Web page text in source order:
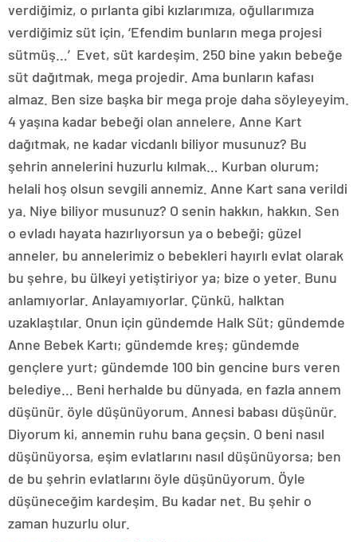
verdiğimiz, o pırlanta gibi kızlarımıza, oğullarımıza
verdiğimiz süt için, ‘Efendim bunların mega projesi
sütmüş…’ Evet, süt kardeşim. 250 bine yakın bebeğe
süt dağıtmak, mega projedir. Ama bunların kafası
almaz. Ben size başka bir mega proje daha söyleyeyim.
4 yaşına kadar bebeği olan annelere, Anne Kart
dağıtmak, ne kadar vicdanlı biliyor musunuz? Bu
şehrin annelerini huzurlu kılmak… Kurban olurum;
helali hoş olsun sevgili annemiz. Anne Kart sana verildi
ya. Niye biliyor musunuz? O senin hakkın, hakkın. Sen
o evladı hayata hazırlıyorsun ya o bebeği; güzel
anneler, bu annelerimiz o bebekleri hayırlı evlat olarak
bu şehre, bu ülkeyi yetiştiriyor ya; bize o yeter. Bunu
anlamıyorlar. Anlayamıyorlar. Çünkü, halktan
uzaklaştılar. Onun için gündemde Halk Süt; gündemde
Anne Bebek Kartı; gündemde kreş; gündemde
gençlere yurt; gündemde 100 bin gencine burs veren
belediye… Beni herhalde bu dünyada, en fazla annem
düşünür. öyle düşünüyorum. Annesi babası düşünür.
Diyorum ki, annemin ruhu bana geçsin. O beni nasıl
düşünüyorsa, eşim evlatlarını nasıl düşünüyorsa; ben
de bu şehrin evlatlarını öyle düşünüyorum. Öyle
düşüneceğim kardeşim. Bu kadar net. Bu şehir o
zaman huzurlu olur.